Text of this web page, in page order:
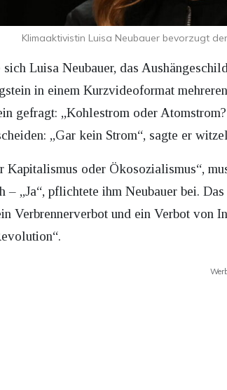
Klimaaktivistin Luisa Neubauer bevorzugt
Luisa Neubauer, das
in einem Kurzvideoformat
gefragt: „Kohlestrom oder
„Gar kein Strom“, sagte er
Kapitalismus oder Ökosozialismus“,
– „Ja“, pflichtete ihm Neubauer bei.
Verbrennerverbot und ein Verbot von